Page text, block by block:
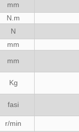
mm
N.m
N
mm
mm
Kg
fasi
r/min